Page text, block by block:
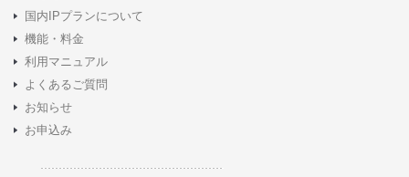
国内IPプランについて
機能・料金
利用マニュアル
よくあるご質問
お知らせ
お申込み